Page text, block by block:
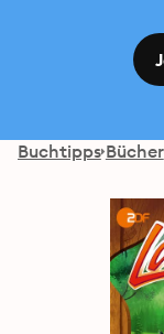
Buchtipps Bücher